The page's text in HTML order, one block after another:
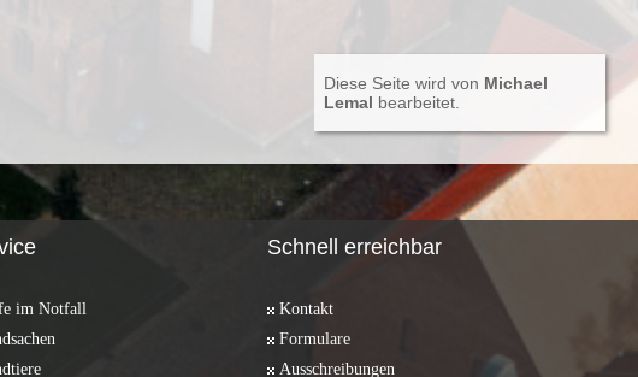
Diese Seite wird von Michael
Lemal bearbeitet.
im Notfall
Schnell erreichbar
Kontakt
Formulare
Ausschreibungen